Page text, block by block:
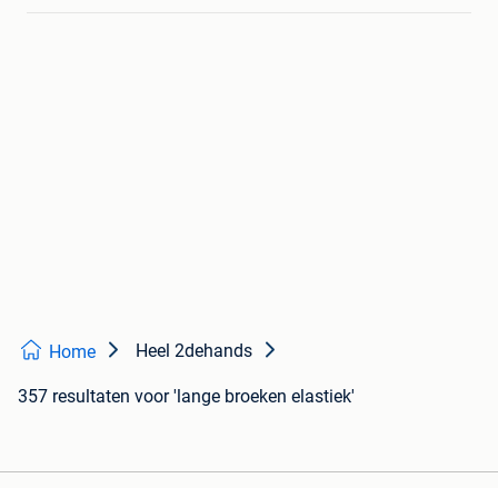
Home Heel 2dehands
357 resultaten voor 'lange broeken elastiek'